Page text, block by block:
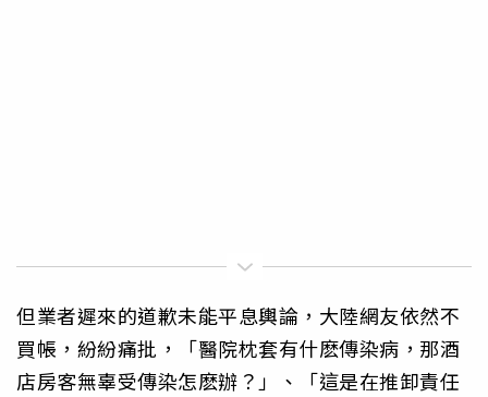
但業者遲來的道歉未能平息輿論，大陸網友依然不
買帳，紛紛痛批，「醫院枕套有什麽傳染病，那酒
店房客無辜受傳染怎麽辦？」、「這是在推卸責任